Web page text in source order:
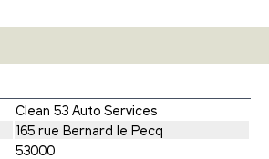
Clean 53 Auto Services
165 rue Bernard le Pecq
53000